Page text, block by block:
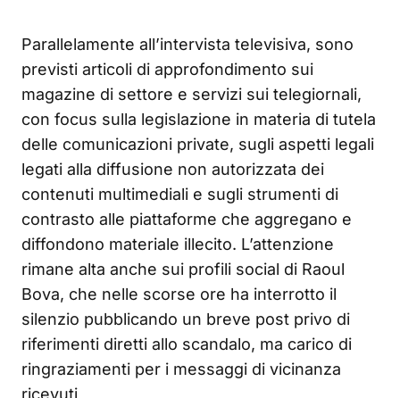
Parallelamente all’intervista televisiva, sono
previsti articoli di approfondimento sui
magazine di settore e servizi sui telegiornali,
con focus sulla legislazione in materia di tutela
delle comunicazioni private, sugli aspetti legali
legati alla diffusione non autorizzata dei
contenuti multimediali e sugli strumenti di
contrasto alle piattaforme che aggregano e
diffondono materiale illecito. L’attenzione
rimane alta anche sui profili social di Raoul
Bova, che nelle scorse ore ha interrotto il
silenzio pubblicando un breve post privo di
riferimenti diretti allo scandalo, ma carico di
ringraziamenti per i messaggi di vicinanza
ricevuti